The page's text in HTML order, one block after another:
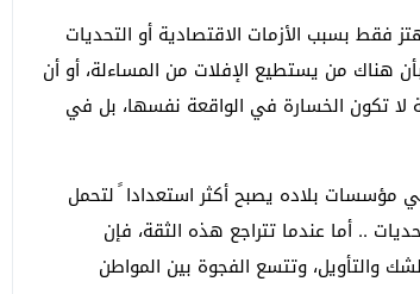
فقط بسبب الأزمات الاقتصادية أو التحديات
هناك من يستطيع الإفلات من المساءلة، أو أن
لا تكون الخسارة في الواقعة نفسها، بل في
مؤسسات بلاده يصبح أكثر استعدادا ً لتحمل
.. أما عندما تتراجع هذه الثقة، فإن
والتأويل، وتتسع الفجوة بين المواطن